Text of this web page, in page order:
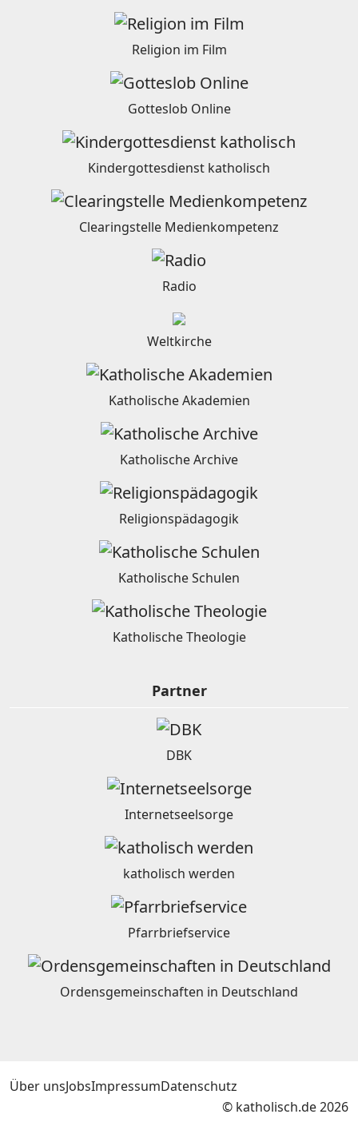
Religion im Film
Gotteslob Online
Kindergottesdienst katholisch
Clearingstelle Medienkompetenz
Radio
Weltkirche
Katholische Akademien
Katholische Archive
Religionspädagogik
Katholische Schulen
Katholische Theologie
Partner
DBK
Internetseelsorge
katholisch werden
Pfarrbriefservice
Ordensgemeinschaften in Deutschland
Über unsJobsImpressumDatenschutz
© katholisch.de 2026